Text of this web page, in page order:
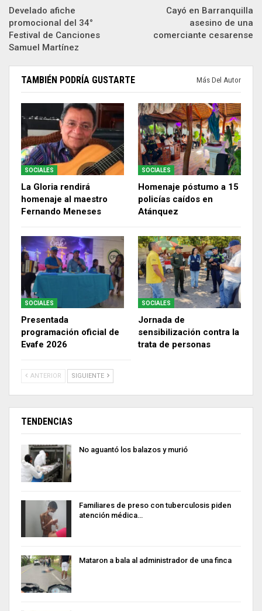
Develado afiche
promocional del 34°
Festival de Canciones
Samuel Martínez
Cayó en Barranquilla
asesino de una
comerciante cesarense
TAMBIÉN PODRÍA GUSTARTE Más Del Autor
SOCIALES
La Gloria rendirá
homenaje al maestro
Fernando Meneses
SOCIALES
Homenaje póstumo a 15
policías caídos en
Atánquez
SOCIALES
Presentada
programación oficial de
Evafe 2026
SOCIALES
Jornada de
sensibilización contra la
trata de personas
ANTERIOR SIGUIENTE
TENDENCIAS
No aguantó los balazos y murió
Familiares de preso con tuberculosis piden
atención médica…
Mataron a bala al administrador de una finca